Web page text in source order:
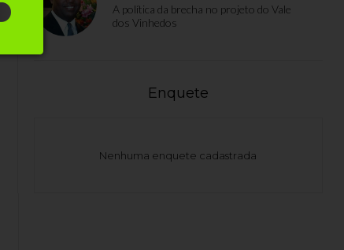
A política da brecha no projeto do Vale
dos Vinhedos
Enquete
Nenhuma enquete cadastrada